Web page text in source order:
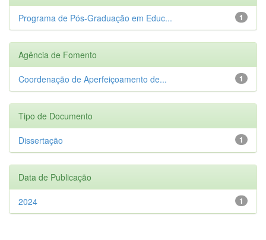
1
Programa de Pós-Graduação em Educ...
Agência de Fomento
1
Coordenação de Aperfeiçoamento de...
Tipo de Documento
1
Dissertação
Data de Publicação
1
2024